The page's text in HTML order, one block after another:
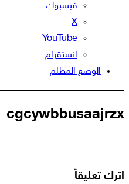
فيسبوك
‫X
‫YouTube
انستقرام
الوضع المظلم
cgcywbbusaajrzx
اترك تعليقاً